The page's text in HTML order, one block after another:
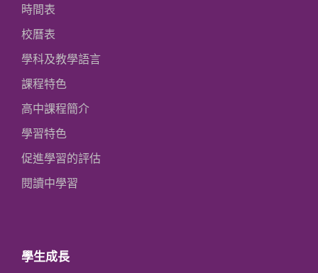
時間表
校曆表
學科及教學語言
課程特色
高中課程簡介
學習特色
促進學習的評估
閱讀中學習
學生成長